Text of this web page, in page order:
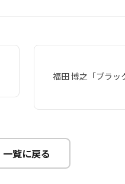
福田 博之「ブラッ
一覧に戻る